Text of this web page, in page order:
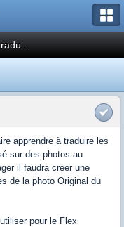
apprendre à traduire les
sur des photos au
il faudra créer une
de la photo Original du
pour le Flex